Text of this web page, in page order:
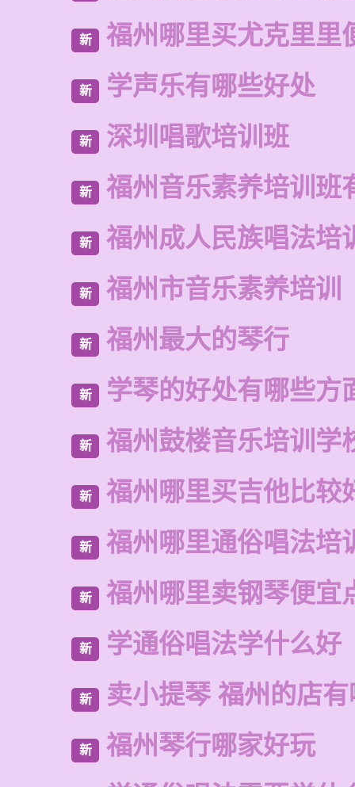
新 福州哪里买尤克里里
新 学声乐有哪些好处
新 深圳唱歌培训班
新 福州音乐素养培训班
新 福州成人民族唱法培
新 福州市音乐素养培训
新 福州最大的琴行
新 学琴的好处有哪些方
新 福州鼓楼音乐培训学
新 福州哪里买吉他比较
新 福州哪里通俗唱法培
新 福州哪里卖钢琴便宜
新 学通俗唱法学什么好
新 卖小提琴 福州的店
新
福州琴行哪家好玩